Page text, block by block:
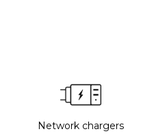
Network chargers